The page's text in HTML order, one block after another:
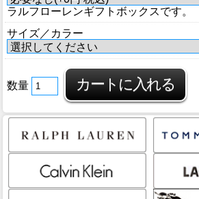
ラルフローレンギフトボックスです。
サイズ／カラー
数量